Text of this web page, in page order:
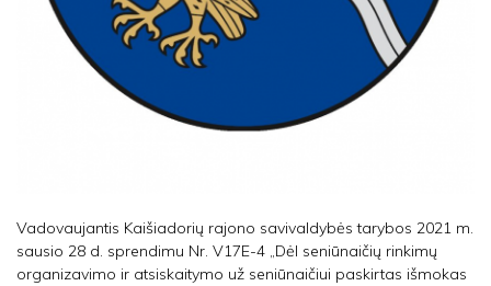
Vadovaujantis Kaišiadorių rajono savivaldybės tarybos 2021 m.
sausio 28 d. sprendimu Nr. V17E-4 „Dėl seniūnaičių rinkimų
organizavimo ir atsiskaitymo už seniūnaičiui paskirtas išmokas